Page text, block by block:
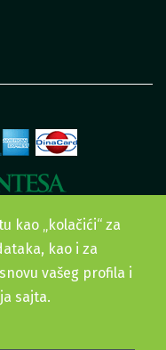
kao „kolačići“ za
kao i za
vašeg profila i
sajta.